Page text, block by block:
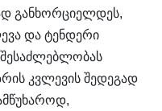
განხორციელდეს,
და ტენდერი
კვლევის შედეგად